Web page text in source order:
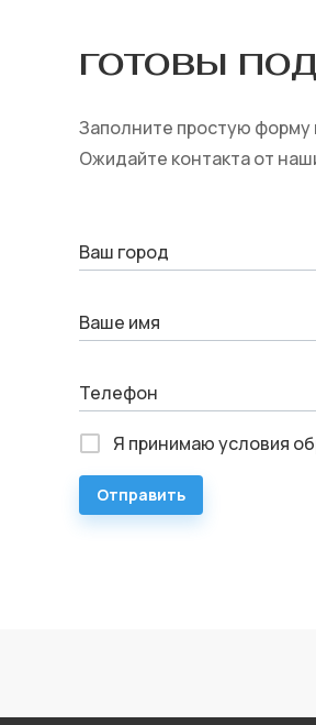
ГОТОВЫ
Заполните простую форму
Ожидайте контакта от
Ваш город
Ваше имя
Телефон
Я принимаю условия
Отправить